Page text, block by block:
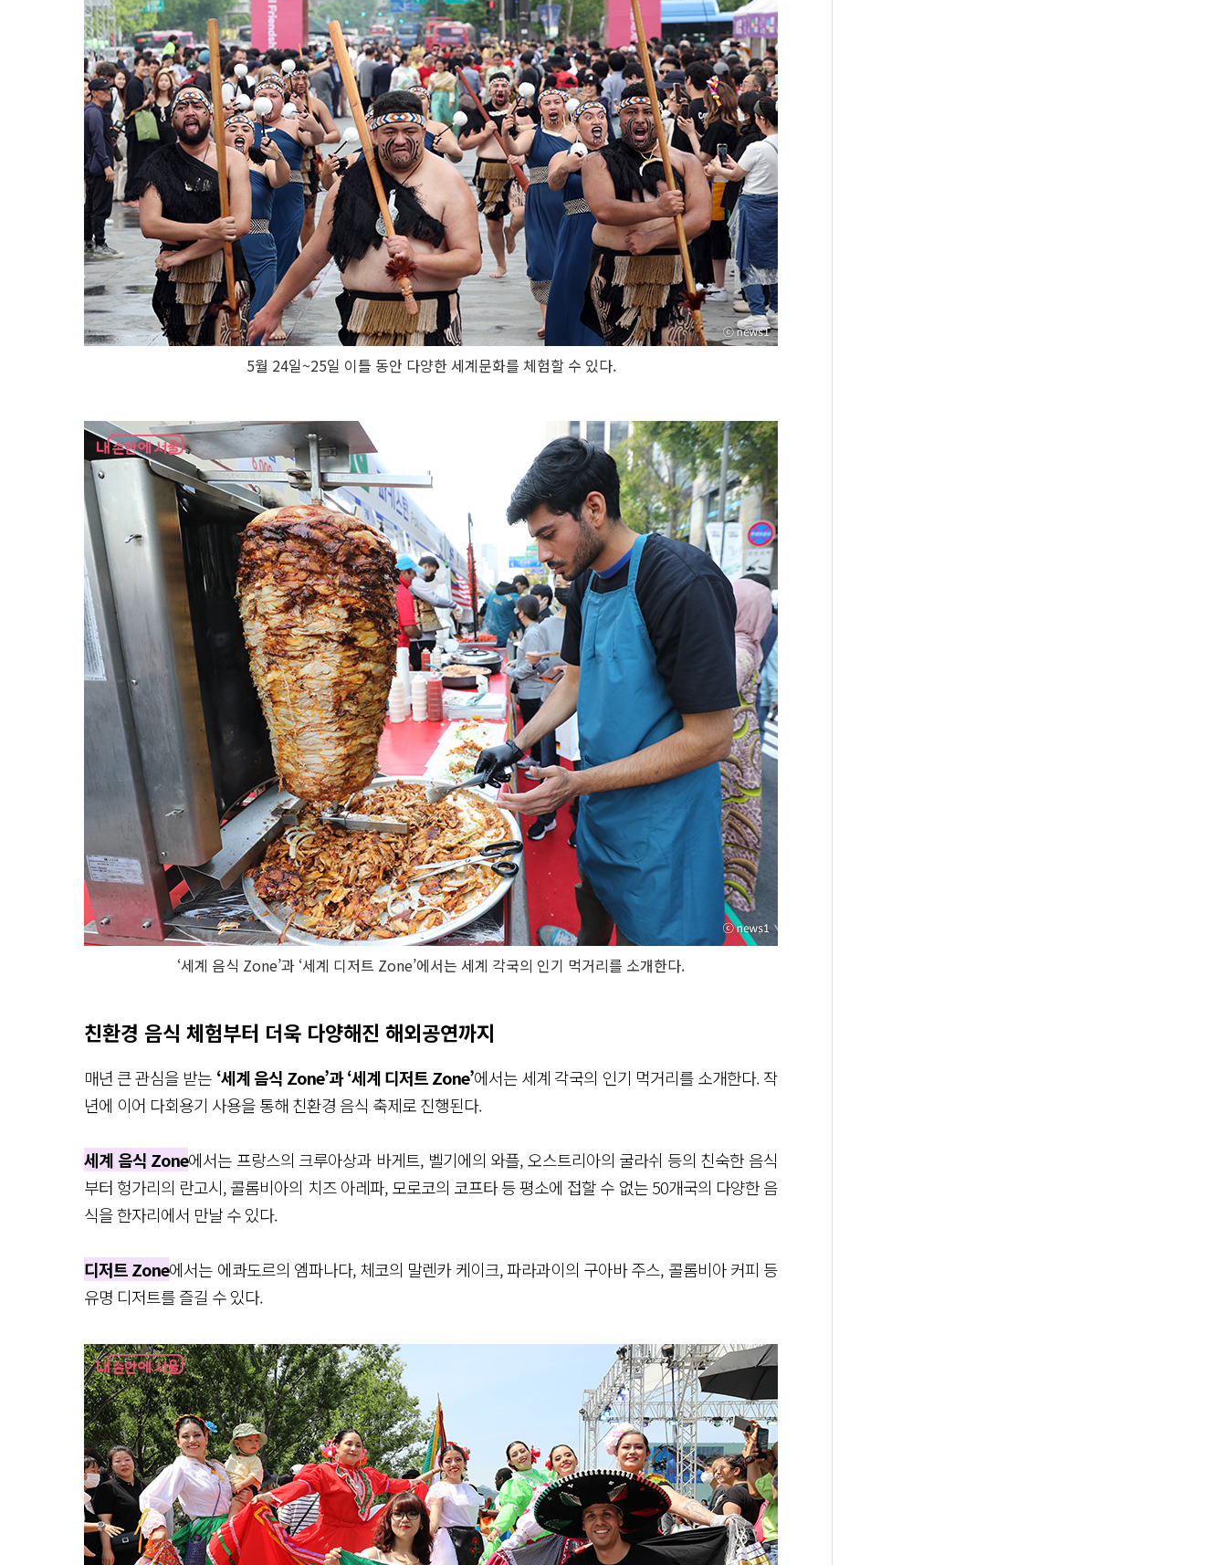
5월 24일~25일 이틀 동안 다양한 세계문화를 체험할 수 있다.
‘세계 음식 Zone’과 ‘세계 디저트 Zone’에서는 세계 각국의 인기 먹거리를 소개한다.
친환경 음식 체험부터 더욱 다양해진 해외공연까지
매년 큰 관심을 받는 ‘세계 음식 Zone’과 ‘세계 디저트 Zone’에서는 세계 각국의 인기 먹거리를 소개한다. 작
년에 이어 다회용기 사용을 통해 친환경 음식 축제로 진행된다.
세계 음식 Zone에서는 프랑스의 크루아상과 바게트, 벨기에의 와플, 오스트리아의 굴라쉬 등의 친숙한 음식
부터 헝가리의 란고시, 콜롬비아의 치즈 아레파, 모로코의 코프타 등 평소에 접할 수 없는 50개국의 다양한 음
식을 한자리에서 만날 수 있다.
디저트 Zone에서는 에콰도르의 엠파나다, 체코의 말렌카 케이크, 파라과이의 구아바 주스, 콜롬비아 커피 등
유명 디저트를 즐길 수 있다.